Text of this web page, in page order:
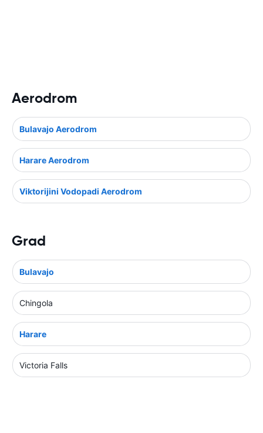
Aerodrom
Bulavajo Aerodrom
Harare Aerodrom
Viktorijini Vodopadi Aerodrom
Grad
Bulavajo
Chingola
Harare
Victoria Falls